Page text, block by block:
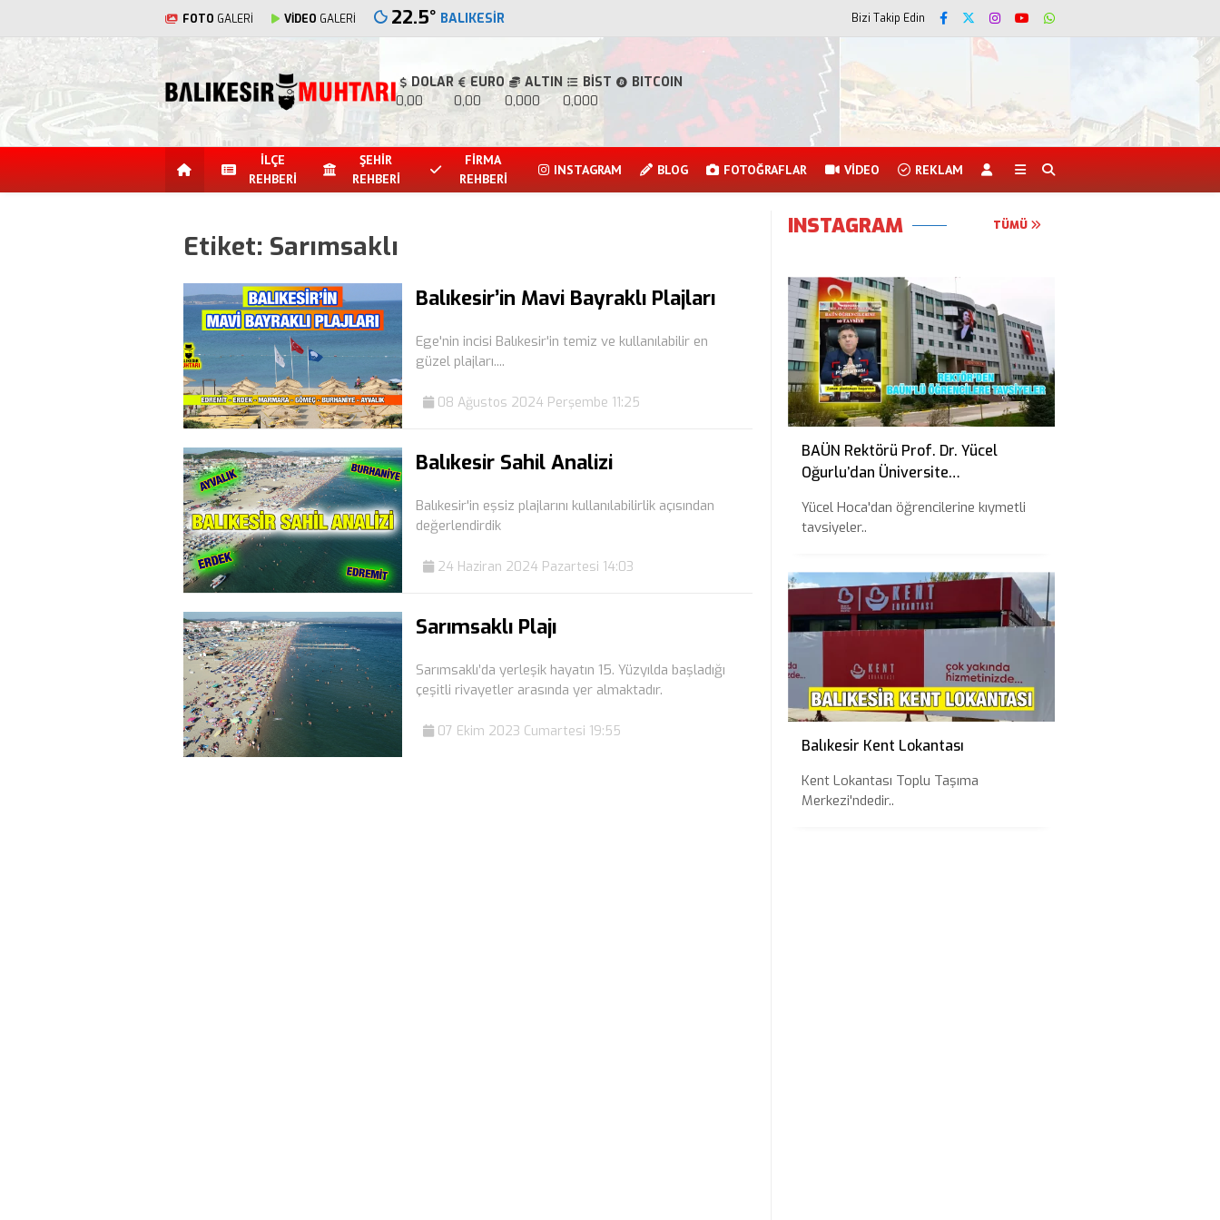
FOTO GALERİ VİDEO GALERİ 22.5° BALIKESIR Bizi Takip Edin
DOLAR
0,00
EURO
0,00
ALTIN
0,000
BİST
0,000
BITCOIN
İLÇE
REHBERİ
ŞEHİR
REHBERİ
FİRMA
REHBERİ
INSTAGRAM BLOG FOTOĞRAFLAR VİDEO REKLAM
Etiket: Sarımsaklı
Balıkesir’in Mavi Bayraklı Plajları
Ege'nin incisi Balıkesir'in temiz ve kullanılabilir en
güzel plajları....
08 Ağustos 2024 Perşembe 11:25
Balıkesir Sahil Analizi
Balıkesir'in eşsiz plajlarını kullanılabilirlik açısından
değerlendirdik
24 Haziran 2024 Pazartesi 14:03
Sarımsaklı Plajı
Sarımsaklı’da yerleşik hayatın 15. Yüzyılda başladığı
çeşitli rivayetler arasında yer almaktadır.
07 Ekim 2023 Cumartesi 19:55
INSTAGRAM TÜMÜ
BAÜN Rektörü Prof. Dr. Yücel
Oğurlu’dan Üniversite
Yücel Hoca'dan öğrencilerine kıymetli
tavsiyeler..
Balıkesir Kent Lokantası
Kent Lokantası Toplu Taşıma
Merkezi'ndedir..